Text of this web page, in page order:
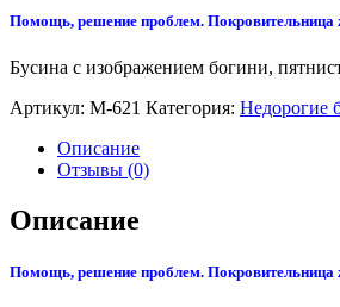
Помощь, решение проблем. Покровительница
Бусина с изображением богини,
Артикул: М-621 Категория: Недорогие
Описание
Отзывы (0)
Описание
Помощь, решение проблем. Покровительница